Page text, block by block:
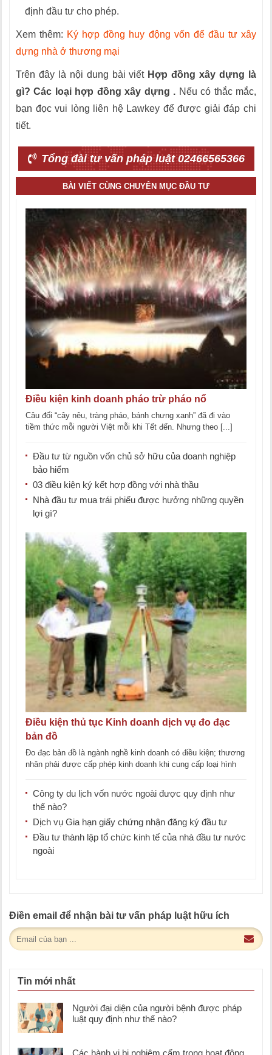
định đầu tư cho phép.
Xem thêm: Ký hợp đồng huy động vốn để đầu tư xây
dựng nhà ở thương mại
Trên đây là nội dung bài viết Hợp đồng xây dựng là
gì? Các loại hợp đồng xây dựng . Nếu có thắc mắc,
bạn đọc vui lòng liên hệ Lawkey để được giải đáp chi
tiết.
Tổng đài tư vấn pháp luật 02466565366
BÀI VIẾT CÙNG CHUYÊN MỤC ĐẦU TƯ
Điều kiện kinh doanh pháo trừ pháo nổ
Câu đối “cây nêu, tràng pháo, bánh chưng xanh” đã đi vào
tiềm thức mỗi người Việt mỗi khi Tết đến. Nhưng theo [...]
Đầu tư từ nguồn vốn chủ sở hữu của doanh nghiệp
bảo hiểm
03 điều kiện ký kết hợp đồng với nhà thầu
Nhà đầu tư mua trái phiếu được hưởng những quyền
lợi gì?
Điều kiện thủ tục Kinh doanh dịch vụ đo đạc
bản đồ
Đo đạc bản đồ là ngành nghề kinh doanh có điều kiện; thương
nhân phải được cấp phép kinh doanh khi cung cấp loại hình
Công ty du lịch vốn nước ngoài được quy định như
thế nào?
Dịch vụ Gia hạn giấy chứng nhận đăng ký đầu tư
Đầu tư thành lập tổ chức kinh tế của nhà đầu tư nước
ngoài
Điền email để nhận bài tư vấn pháp luật hữu ích
Tin mới nhất
Người đại diện của người bệnh được pháp
luật quy định như thế nào?
Các hành vi bị nghiêm cấm trong hoạt động